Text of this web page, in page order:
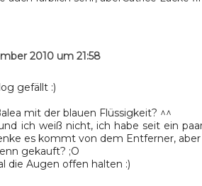
2010 um 21:58
gefällt :)
mit der blauen Flüssigkeit? ^^
ich weiß nicht, ich habe seit ein
es kommt von dem Entferner,
gekauft? ;O
die Augen offen halten :)